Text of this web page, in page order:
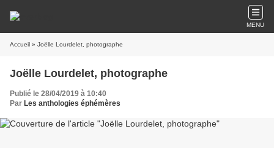
MENU
Accueil » Joëlle Lourdelet, photographe
Joëlle Lourdelet, photographe
Publié le 28/04/2019 à 10:40
Par Les anthologies éphémères